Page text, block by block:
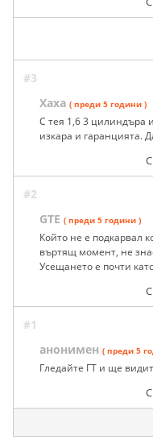
#3
Хаха ( преди 5 години )
С тея 1,6 3 цилиндъра
изкара и гаранцията.
#2
GTE ( преди 5 години )
Който не е подкарвал
въртящ момент, не
Усещането е почти
#1
анонимен ( преди 5
Гледайте ГТ и ще